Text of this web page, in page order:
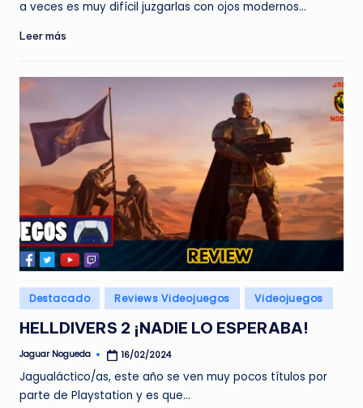
a veces es muy difícil juzgarlas con ojos modernos…
Leer más
Publicado
en
Destacado Reviews Videojuegos Videojuegos
HELLDIVERS 2 ¡NADIE LO ESPERABA!
Publicado
Jaguar Nogueda 16/02/2024
Jagualáctico/as, este año se ven muy pocos títulos por
parte de Playstation y es que…